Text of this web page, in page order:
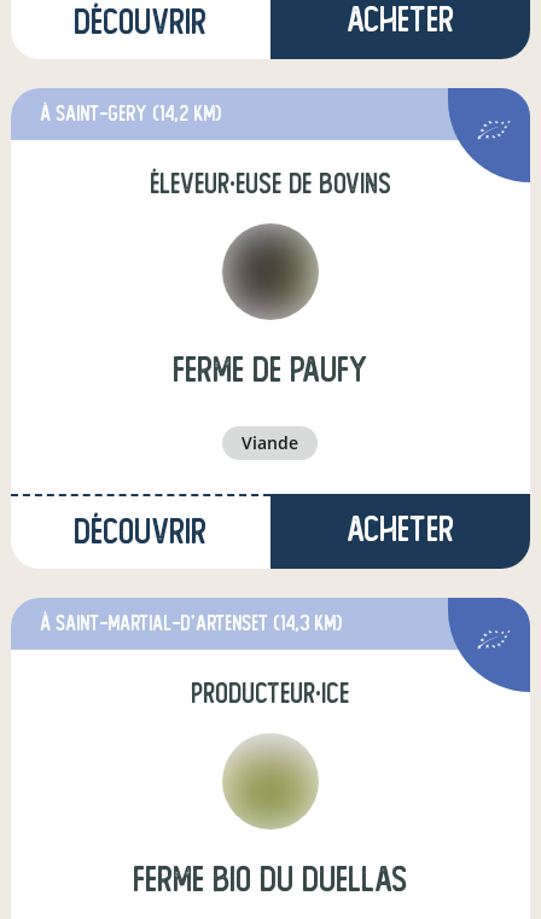
Découvrir Acheter
à saint-gery (14,2 km)
éleveur·euse de bovins
Ferme de Paufy
viande
Découvrir Acheter
à Saint-Martial-d'Artenset (14,3 km)
producteur·ice
Ferme Bio du Duellas